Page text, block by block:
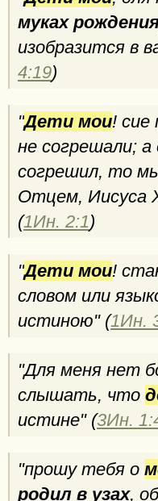
муках
изобразится в
4:19)
"Дети мои!
не согрешали;
согрешил, то
Отцем, Иисуса
(1Ин. 2:1)
"Дети мои!
словом или
истиною" (1Ин.
"Для меня нет
слышать, что
истине" (3Ин.
"прошу тебя о
родил в узах,